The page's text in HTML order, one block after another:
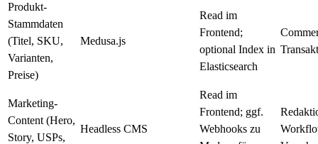
Produkt-
Stammdaten
(Titel, SKU,
Varianten,
Preise)
Medusa.js
Read im
Frontend;
optional Index in
Elasticsearch
Marketing-
Content (Hero,
Story, USPs,
Headless CMS
Read im
Frontend; ggf.
Webhooks zu